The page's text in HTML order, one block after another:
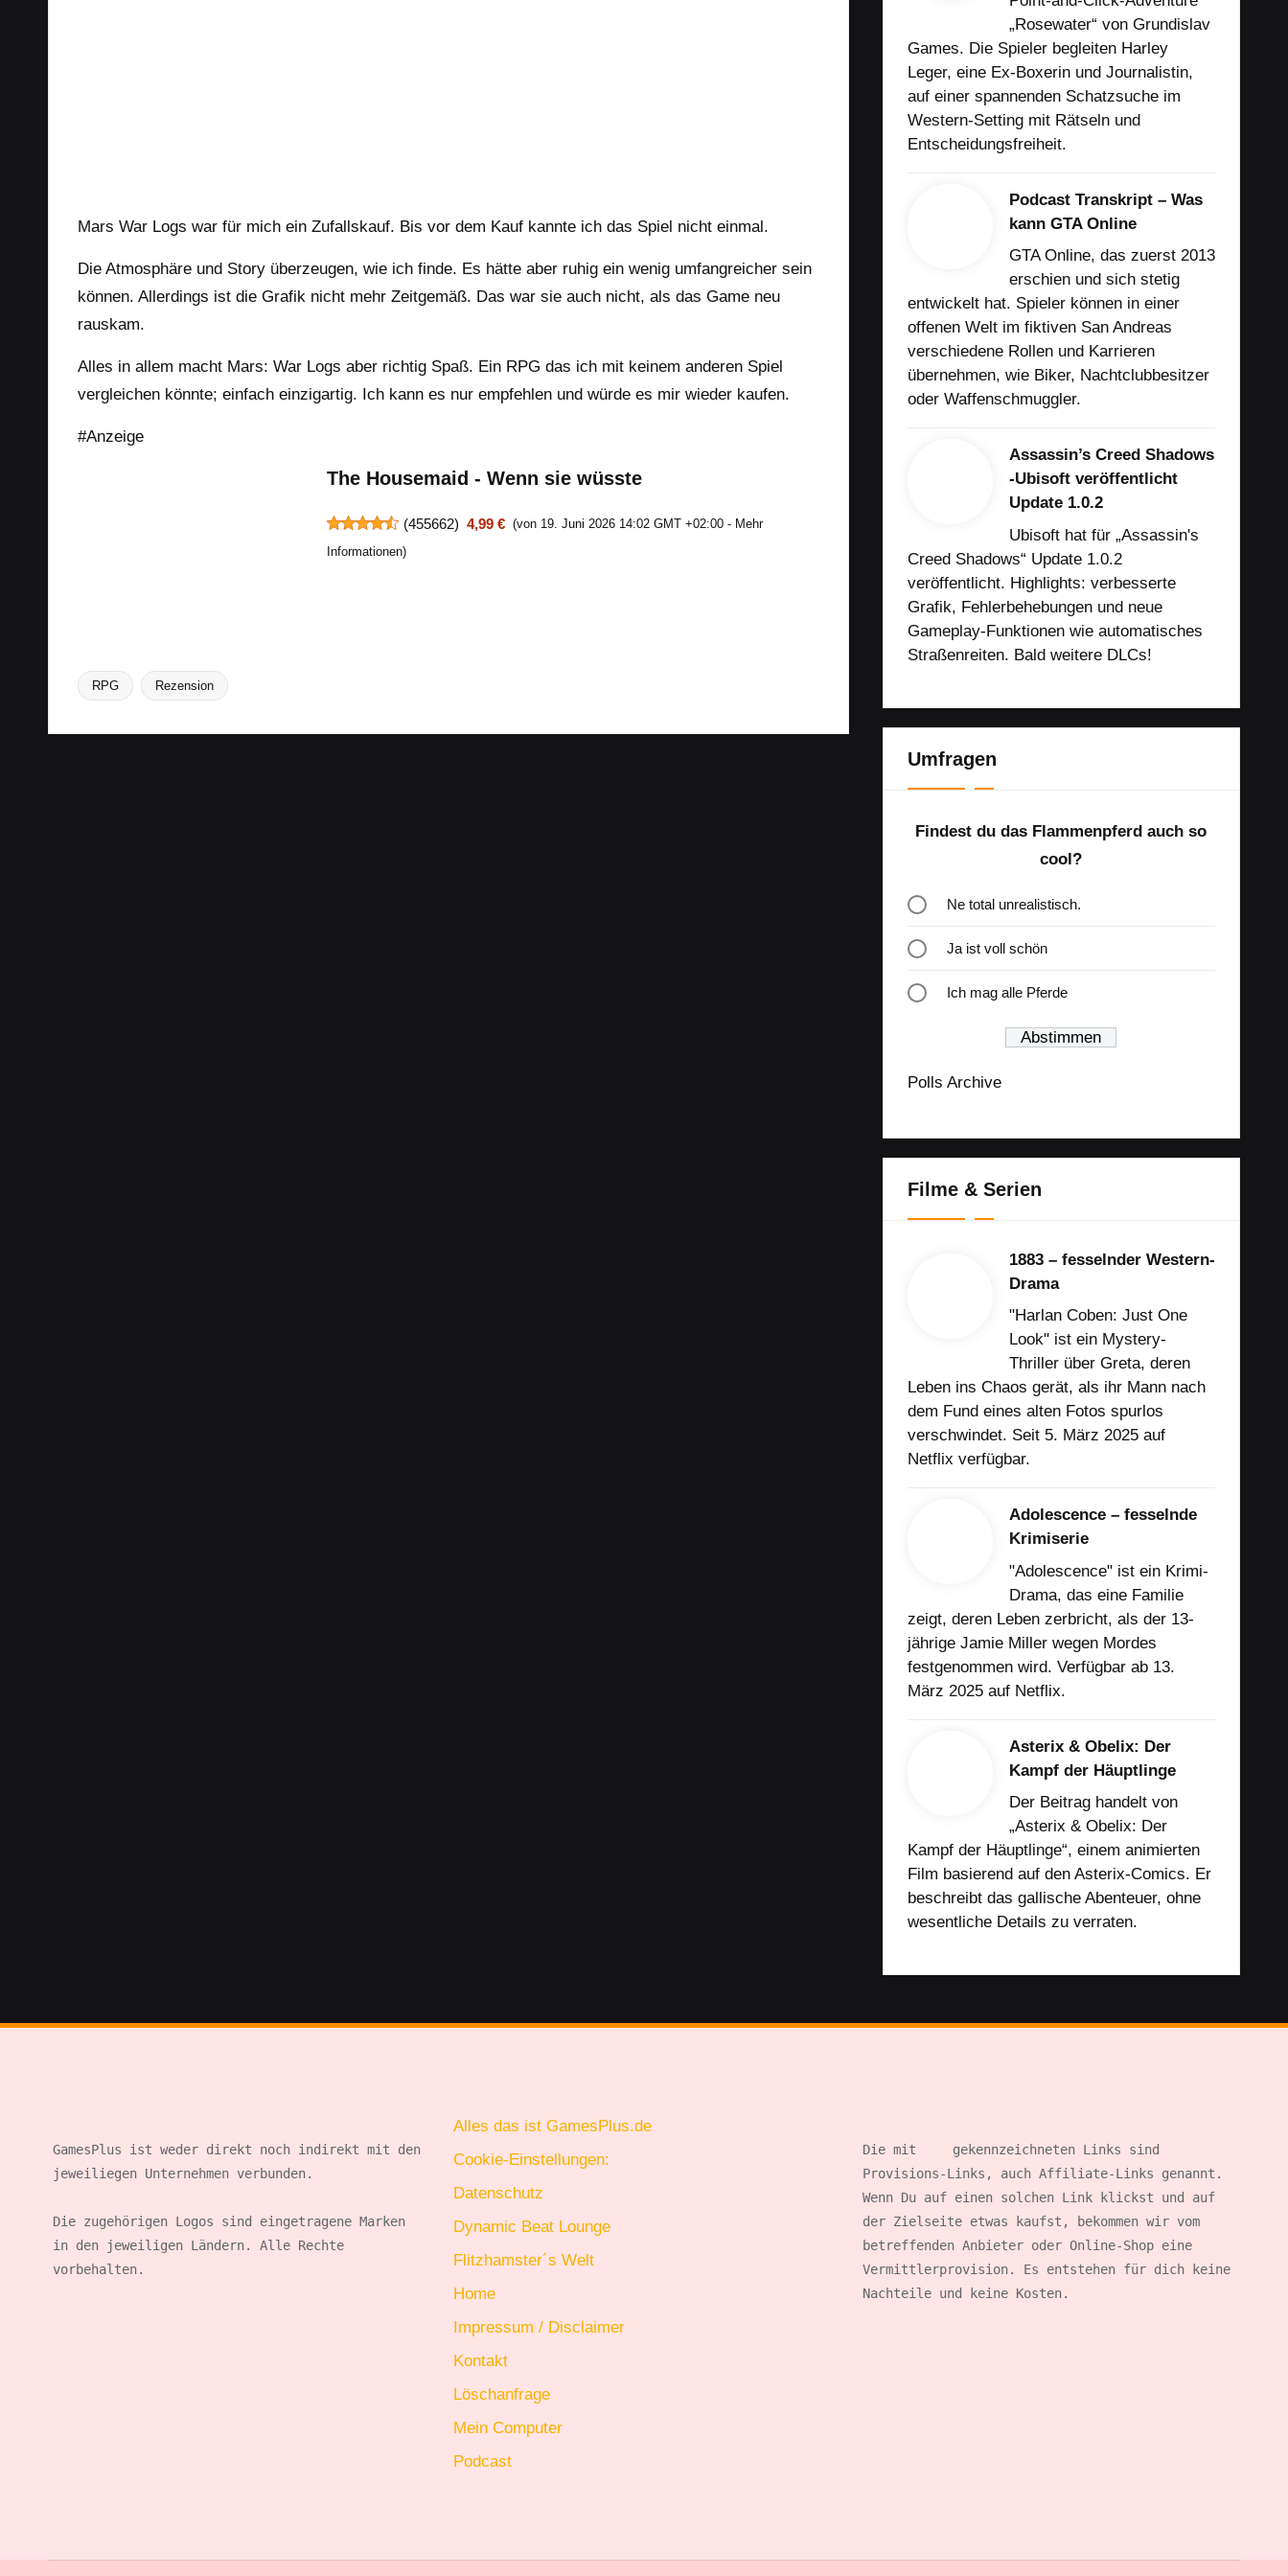
Mars War Logs war für mich ein Zufallskauf. Bis vor dem Kauf kannte ich das Spiel nicht einmal.
Die Atmosphäre und Story überzeugen, wie ich finde. Es hätte aber ruhig ein wenig umfangreicher sein
können. Allerdings ist die Grafik nicht mehr Zeitgemäß. Das war sie auch nicht, als das Game neu
rauskam.
Alles in allem macht Mars: War Logs aber richtig Spaß. Ein RPG das ich mit keinem anderen Spiel
vergleichen könnte; einfach einzigartig. Ich kann es nur empfehlen und würde es mir wieder kaufen.
#Anzeige
The Housemaid - Wenn sie wüsste
(455662) 4,99 € (von 19. Juni 2026 14:02 GMT +02:00 - Mehr
Informationen)
Tags:
RPG Rezension
„Rosewater“ von Grundislav
Games. Die Spieler begleiten Harley
Leger, eine Ex-Boxerin und Journalistin,
auf einer spannenden Schatzsuche im
Western-Setting mit Rätseln und
Entscheidungsfreiheit.
Podcast Transkript – Was
kann GTA Online
GTA Online, das zuerst 2013
erschien und sich stetig
entwickelt hat. Spieler können in einer
offenen Welt im fiktiven San Andreas
verschiedene Rollen und Karrieren
übernehmen, wie Biker, Nachtclubbesitzer
oder Waffenschmuggler.
Assassin’s Creed Shadows
-Ubisoft veröffentlicht
Update 1.0.2
Ubisoft hat für „Assassin's
Creed Shadows“ Update 1.0.2
veröffentlicht. Highlights: verbesserte
Grafik, Fehlerbehebungen und neue
Gameplay-Funktionen wie automatisches
Straßenreiten. Bald weitere DLCs!
Umfragen
Findest du das Flammenpferd auch so
cool?
Ne total unrealistisch.
Ja ist voll schön
Ich mag alle Pferde
Polls Archive
Filme & Serien
1883 – fesselnder Western-
Drama
"Harlan Coben: Just One
Look" ist ein Mystery-
Thriller über Greta, deren
Leben ins Chaos gerät, als ihr Mann nach
dem Fund eines alten Fotos spurlos
verschwindet. Seit 5. März 2025 auf
Netflix verfügbar.
Adolescence – fesselnde
Krimiserie
"Adolescence" ist ein Krimi-
Drama, das eine Familie
zeigt, deren Leben zerbricht, als der 13-
jährige Jamie Miller wegen Mordes
festgenommen wird. Verfügbar ab 13.
März 2025 auf Netflix.
Asterix & Obelix: Der
Kampf der Häuptlinge
Der Beitrag handelt von
„Asterix & Obelix: Der
Kampf der Häuptlinge“, einem animierten
Film basierend auf den Asterix-Comics. Er
beschreibt das gallische Abenteuer, ohne
wesentliche Details zu verraten.
GamesPlus ist weder direkt noch indirekt mit den
jeweiliegen Unternehmen verbunden.
Die zugehörigen Logos sind eingetragene Marken
in den jeweiligen Ländern. Alle Rechte
vorbehalten.
Alles das ist GamesPlus.de
Cookie-Einstellungen:
Datenschutz
Dynamic Beat Lounge
Flitzhamster´s Welt
Home
Impressum / Disclaimer
Kontakt
Löschanfrage
Mein Computer
Podcast
Die mit
gekennzeichneten Links sind
Provisions-Links, auch Affiliate-Links genannt.
Wenn Du auf einen solchen Link klickst und auf
der Zielseite etwas kaufst, bekommen wir vom
betreffenden Anbieter oder Online-Shop eine
Vermittlerprovision. Es entstehen für dich keine
Nachteile und keine Kosten.